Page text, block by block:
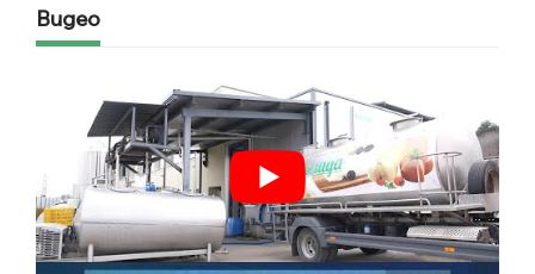
Видео